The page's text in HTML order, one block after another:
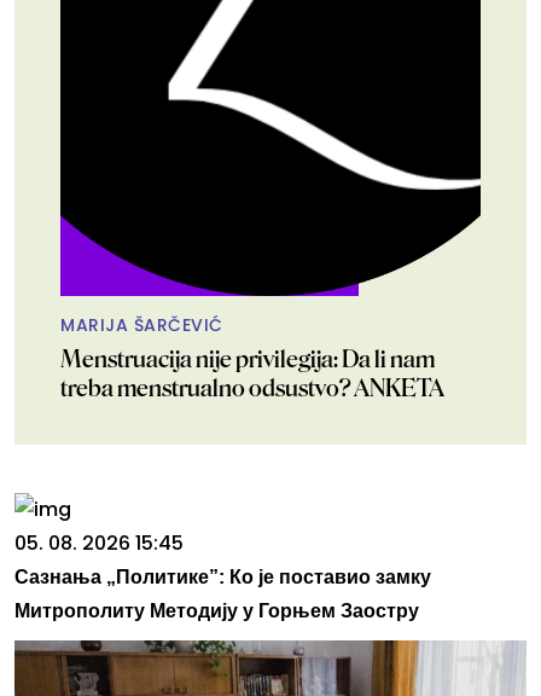
MARIJA ŠARČEVIĆ
Menstruacija nije privilegija: Da li nam
treba menstrualno odsustvo? ANKETA
05. 08. 2026 15:45
Сазнања „Политике”: Ко је поставио замку
Митрополиту Методију у Горњем Заостру